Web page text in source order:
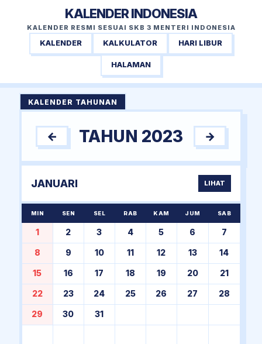
KALENDER INDONESIA
KALENDER RESMI SESUAI SKB 3 MENTERI INDONESIA
KALENDER KALKULATOR HARI LIBUR
HALAMAN
KALENDER TAHUNAN
← TAHUN 2023 →
JANUARI LIHAT
MIN SEN SEL RAB KAM JUM SAB
1 2 3 4 5 6 7
8 9 10 11 12 13 14
15 16 17 18 19 20 21
22 23 24 25 26 27 28
29 30 31